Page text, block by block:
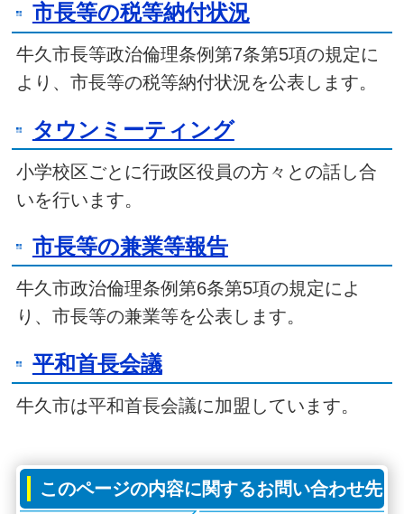
市長等の税等納付状況
牛久市長等政治倫理条例第7条第5項の規定に
より、市長等の税等納付状況を公表します。
タウンミーティング
小学校区ごとに行政区役員の方々との話し合
いを行います。
市長等の兼業等報告
牛久市政治倫理条例第6条第5項の規定によ
り、市長等の兼業等を公表します。
平和首長会議
牛久市は平和首長会議に加盟しています。
このページの内容に関するお問い合わせ先